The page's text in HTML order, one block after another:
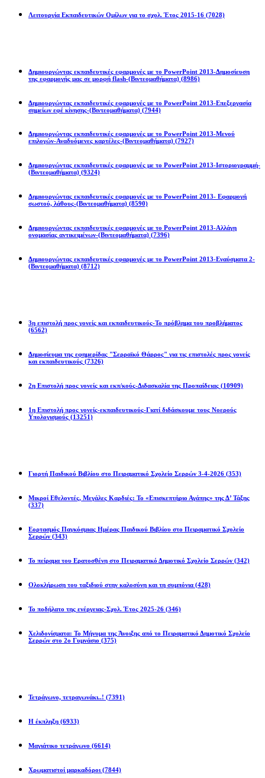
Λειτουργία Εκπαιδευτικών Ομίλων για το σχολ. Έτος 2015-16 (7028)
Δημιουργώντας εκπαιδευτικές εφαρμογές με το PowerPoint 2013-Δημοσίευση
της εφαρμογής μας σε μορφή flash-(Βιντεομαθήματα) (8986)
Δημιουργώντας εκπαιδευτικές εφαρμογές με το PowerPoint 2013-Επεξεργασία
σημείων εφέ κίνησης-(Βιντεομαθήματα) (7944)
Δημιουργώντας εκπαιδευτικές εφαρμογές με το PowerPoint 2013-Μενού
επιλογών-Αναδυόμενες καρτέλες-(Βιντεομαθήματα) (7927)
Δημιουργώντας εκπαιδευτικές εφαρμογές με το PowerPoint 2013-Ιστοριογραμμή-
(Βιντεομαθήματα) (9324)
Δημιουργώντας εκπαιδευτικές εφαρμογές με το PowerPoint 2013- Εφαρμογή
σωστού, λάθους-(Βιντεομαθήματα) (8590)
Δημιουργώντας εκπαιδευτικές εφαρμογές με το PowerPoint 2013-Αλλάγη
ονομασίας αντικειμένων-(Βιντεομαθήματα) (7396)
Δημιουργώντας εκπαιδευτικές εφαρμογές με το PowerPoint 2013-Εναύσματα 2-
(Βιντεομαθήματα) (8712)
3η επιστολή προς γονείς και εκπαιδευτικούς-Το πρόβλημα του προβλήματος
(6562)
Δημοσίευμα της εφημερίδας "Σερραϊκό Θάρρος" για τις επιστολές προς γονείς
και εκπαιδευτικούς (7326)
2η Eπιστολή προς γονείς και εκπ/κούς-Διδασκαλία της Προπαίδειας (10909)
1η Επιστολή προς γονείς-εκπαιδευτικούς-Γιατί διδάσκουμε τους Νοερούς
Υπολογισμούς (13251)
Γιορτή Παιδικού Βιβλίου στο Πειραματικό Σχολείο Σερρών 3-4-2026 (353)
Μικροί Εθελοντές, Μεγάλες Καρδιές: Το «Επισκεπτήριο Αγάπης» της Δ’ Τάξης
(337)
Εορτασμός Παγκόσμιας Ημέρας Παιδικού Βιβλίου στο Πειραματικό Σχολείο
Σερρών (343)
Το πείραμα του Ερατοσθένη στο Πειραματικό Δημοτικό Σχολείο Σερρών (342)
Ολοκλήρωση του ταξιδιού στην καλοσύνη και τη συμπόνια (428)
Το ποδήλατο της ενέργειας-Σχολ. Έτος 2025-26 (346)
Χελιδονίσματα: Το Μήνυμα της Άνοιξης από το Πειραματικό Δημοτικό Σχολείο
Σερρών στο 2ο Γυμνάσιο (375)
Τετράγωνο, τετραγωνάκι..! (7391)
Η έκπληξη (6933)
Μαγιάτικο τετράγωνο (6614)
Χρωματιστοί μαρκαδόροι (7844)